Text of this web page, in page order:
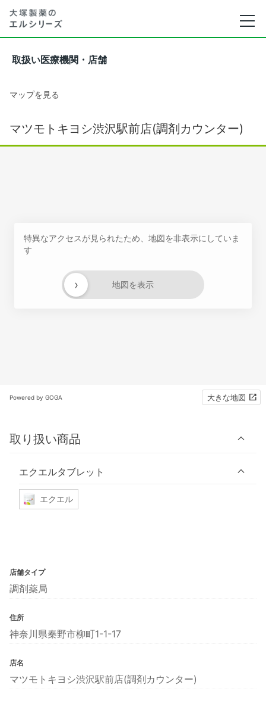
取扱い医療機関・店舗
マップを見る
マツモトキヨシ渋沢駅前店(調剤カウンター)
特異なアクセスが見られたため、地図を非表示にしていま
す
地図を表示
›
Powered by GOGA 大きな地図
取り扱い商品
エクエルタブレット
エクエル
店舗タイプ
調剤薬局
住所
神奈川県秦野市柳町1-1-17
店名
マツモトキヨシ渋沢駅前店(調剤カウンター)